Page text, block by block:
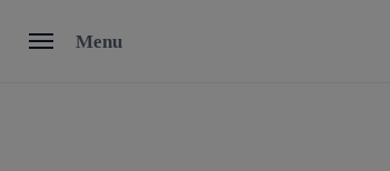
Menu